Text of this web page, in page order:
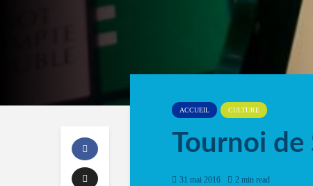
ACCUEIL CULTURE
Tournoi de
31 mai 2016 2 min read